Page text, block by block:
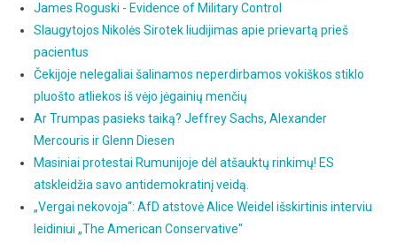
James Roguski - Evidence of Military Control
Slaugytojos Nikolės Sirotek liudijimas apie prievartą prieš
pacientus
Čekijoje nelegaliai šalinamos neperdirbamos vokiškos stiklo
pluošto atliekos iš vėjo jėgainių menčių
Ar Trumpas pasieks taiką? Jeffrey Sachs, Alexander
Mercouris ir Glenn Diesen
Masiniai protestai Rumunijoje dėl atšauktų rinkimų! ES
atskleidžia savo antidemokratinį veidą.
„Vergai nekovoja“: AfD atstovė Alice Weidel išskirtinis interviu
leidiniui „The American Conservative"